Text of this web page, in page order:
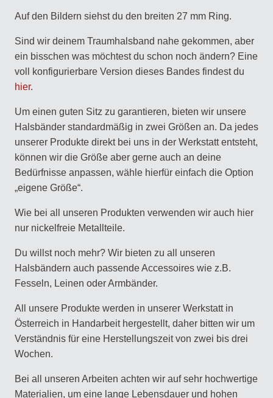
Auf den Bildern siehst du den breiten 27 mm Ring.
Sind wir deinem Traumhalsband nahe gekommen, aber
ein bisschen was möchtest du schon noch ändern? Eine
voll konfigurierbare Version dieses Bandes findest du
hier.
Um einen guten Sitz zu garantieren, bieten wir unsere
Halsbänder standardmäßig in zwei Größen an. Da jedes
unserer Produkte direkt bei uns in der Werkstatt entsteht,
können wir die Größe aber gerne auch an deine
Bedürfnisse anpassen, wähle hierfür einfach die Option
„eigene Größe“.
Wie bei all unseren Produkten verwenden wir auch hier
nur nickelfreie Metallteile.
Du willst noch mehr? Wir bieten zu all unseren
Halsbändern auch passende Accessoires wie z.B.
Fesseln, Leinen oder Armbänder.
All unsere Produkte werden in unserer Werkstatt in
Österreich in Handarbeit hergestellt, daher bitten wir um
Verständnis für eine Herstellungszeit von zwei bis drei
Wochen.
Bei all unseren Arbeiten achten wir auf sehr hochwertige
Materialien, um eine lange Lebensdauer und hohen